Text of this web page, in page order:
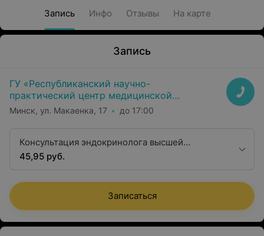
Запись Инфо Отзывы На карте
Запись
ГУ «Республиканский научно-
практический центр медицинской
экспертизы и реабилитаци»
Минск, ул. Макаенка, 17 до 17:00
Консультация эндокринолога высшей
квалификационной категории
45,95 руб.
Записаться